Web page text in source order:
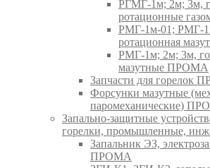
РГМГ-1м; 2м; 3м,
ротационные
РМГ-1м-01; РМГ-
ротационная
РМГ-1м; 2м; 3м,
мазутные ПРОМА
Запчасти для горелок
Форсунки мазутные
паромеханические)
Запально-защитные
горелки, промышленные,
Запальник ЭЗ,
ПРОМА